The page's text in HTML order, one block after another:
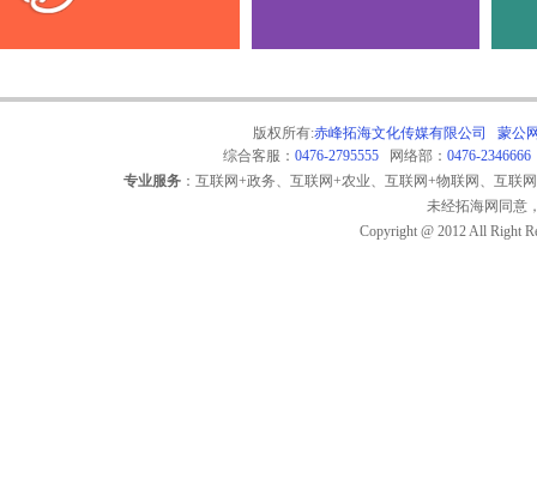
版权所有:赤峰拓海文化传媒有限公司
蒙公
综合客服：0476-2795555 网络部：0476-2346666
专业服务 ：互联网+政务、互联网+农业、互联网+物联网、互
未经拓海网同意
Copyright @ 2012 All Right